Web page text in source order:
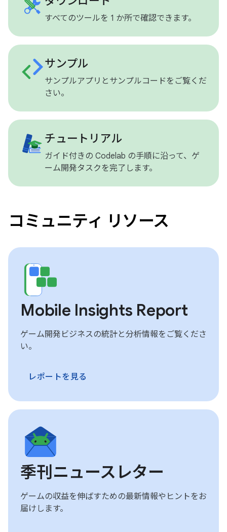
すべてのツールを 1 か所で確認できます。
サンプル
サンプルアプリとサンプルコードをご覧くだ
さい。
チュートリアル
ガイド付きの Codelab の手順に沿って、ゲ
ーム開発タスクを完了します。
コミュニティ リソース
Mobile Insights Report
ゲーム開発ビジネスの統計と分析情報をご覧くださ
い。
レポートを見る
季刊ニュースレター
ゲームの収益を伸ばすための最新情報やヒントをお
届けします。